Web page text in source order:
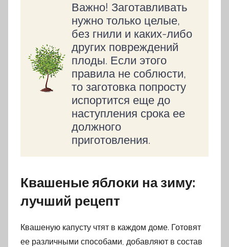
Важно! Заготавливать
нужно только целые,
без гнили и каких-либо
других повреждений
плоды. Если этого
правила не соблюсти,
то заготовка попросту
испортится еще до
наступления срока ее
должного
приготовления.
Квашеные яблоки на зиму:
лучший рецепт
Квашеную капусту чтят в каждом доме. Готовят
ее различными способами, добавляют в состав